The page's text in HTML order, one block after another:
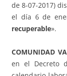
de 8-07-2017)
el día 6 de
recuperable».
COMUNIDAD
en el Decreto